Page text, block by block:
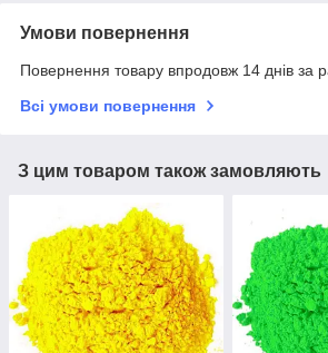
Умови повернення
Повернення товару впродовж 14 днів за
Всі умови повернення
З цим товаром також замовляють